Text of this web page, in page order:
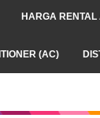
HARGA RENTAL
(AC)